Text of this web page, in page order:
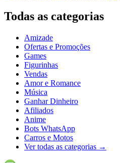
Todas as categorias
Amizade
Ofertas e Promoções
Games
Figurinhas
Vendas
Amor e Romance
Música
Ganhar Dinheiro
Afiliados
Anime
Bots WhatsApp
Carros e Motos
Ver todas as categorias →